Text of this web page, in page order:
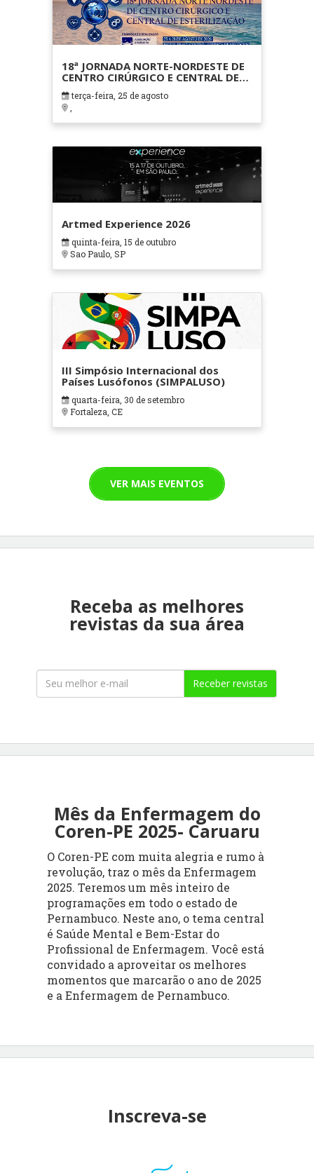
18ª JORNADA NORTE-NORDESTE DE
CENTRO CIRÚRGICO E CENTRAL DE
ESTERILIZAÇÃO
terça-feira, 25 de agosto
,
Artmed Experience 2026
quinta-feira, 15 de outubro
Sao Paulo, SP
III Simpósio Internacional dos
Países Lusófonos (SIMPALUSO)
quarta-feira, 30 de setembro
Fortaleza, CE
VER MAIS EVENTOS
Receba as melhores
revistas da sua área
Receber revistas
Mês da Enfermagem do
Coren-PE 2025- Caruaru
O Coren-PE com muita alegria e rumo à
revolução, traz o mês da Enfermagem
2025. Teremos um mês inteiro de
programações em todo o estado de
Pernambuco. Neste ano, o tema central
é Saúde Mental e Bem-Estar do
Profissional de Enfermagem. Você está
convidado a aproveitar os melhores
momentos que marcarão o ano de 2025
e a Enfermagem de Pernambuco.
Inscreva-se